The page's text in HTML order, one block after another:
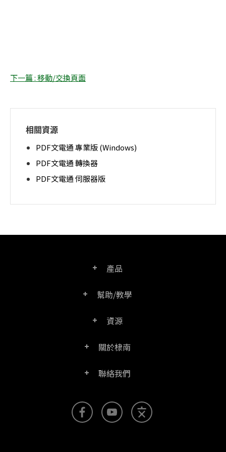
下一篇 : 移動/交換頁面
相關資源
PDF文電通 專業版 (Windows)
PDF文電通 轉換器
PDF文電通 伺服器版
產品
PDF文電通專業版
Right PDF Reader (行動版)
幫助/教學
常見問題
使用手冊
資源
產品/授權比較表
SDK資源 (伺服器版適用)
關於棣南
公司介紹
官方部落格
聯絡我們
聯絡銷售